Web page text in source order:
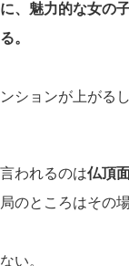
、魅力的な女の
。
ションが上がる
われるのは仏頂
のところはその
い。